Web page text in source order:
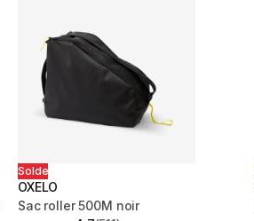
Solde
OXELO
Sac roller 500M noir